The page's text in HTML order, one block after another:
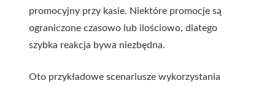
promocyjny przy kasie. Niektóre promocje są
ograniczone czasowo lub ilościowo, dlatego
szybka reakcja bywa niezbędna.
Oto przykładowe scenariusze wykorzystania